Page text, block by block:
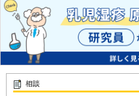
相談